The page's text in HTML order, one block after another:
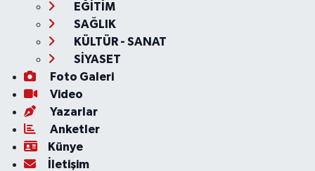
EĞİTİM
SAĞLIK
KÜLTÜR - SANAT
SİYASET
Foto Galeri
Video
Yazarlar
Anketler
Künye
İletişim